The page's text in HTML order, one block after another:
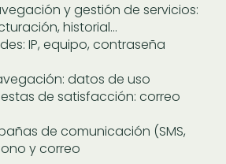
y gestión de servicios:
historial…
IP, equipo, contraseña
datos de uso
de satisfacción: correo
de comunicación (SMS,
y correo